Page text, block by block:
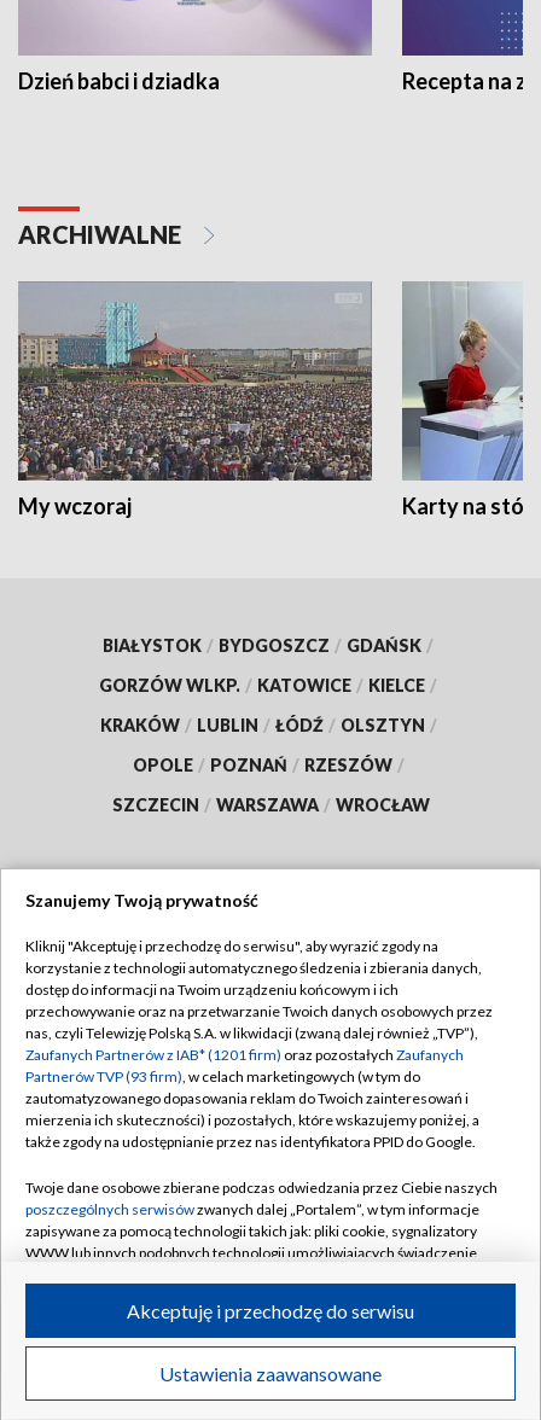
Dzień babci i dziadka Recepta na
ARCHIWALNE
My wczoraj Karty na
BIAŁYSTOK / BYDGOSZCZ / GDAŃSK /
GORZÓW WLKP. / KATOWICE / KIELCE /
KRAKÓW / LUBLIN / ŁÓDŹ / OLSZTYN /
OPOLE / POZNAŃ / RZESZÓW /
SZCZECIN / WARSZAWA / WROCŁAW
TVP
Abonament TVP
Emisja w TVP
Centrum informacji TVP
Naziemna Telewizja Cyfrowa
Rada Programowa
System NOS
Informacje o nadawcy
Program dla prasy
Ogłoszenie przetargowe
Regulamin TVP
Polityka prywatności
Moje zgody
Pomoc
Kontakt
Kanały
©2026 Telewizja Polska S.A. w likwidacji
Szanujemy Twoją prywatność
Kliknij "Akceptuję i przechodzę do serwisu", aby wyrazić zgody na
korzystanie z technologii automatycznego śledzenia i zbierania danych,
dostęp do informacji na Twoim urządzeniu końcowym i ich
przechowywanie oraz na przetwarzanie Twoich danych osobowych przez
nas, czyli Telewizję Polską S.A. w likwidacji (zwaną dalej również „TVP”),
Zaufanych Partnerów z IAB* (1201 firm) oraz pozostałych Zaufanych
Partnerów TVP (93 firm), w celach marketingowych (w tym do
zautomatyzowanego dopasowania reklam do Twoich zainteresowań i
mierzenia ich skuteczności) i pozostałych, które wskazujemy poniżej, a
także zgody na udostępnianie przez nas identyfikatora PPID do Google.
Twoje dane osobowe zbierane podczas odwiedzania przez Ciebie naszych
poszczególnych serwisówzwanych dalej „Portalem”, w tym informacje
zapisywane za pomocą technologii takich jak: pliki cookie, sygnalizatory
WWW lub innych podobnych technologii umożliwiających świadczenie
ruchu w Internecie.
Twoje dane osobowe zbierane podczas odwiedzania przez Ciebie
poszczególnych serwisówna Portalu, takie jak adresy IP, identyfikatory
Ustawienia zaawansowane
Akceptuję i przechodzę do serwisu